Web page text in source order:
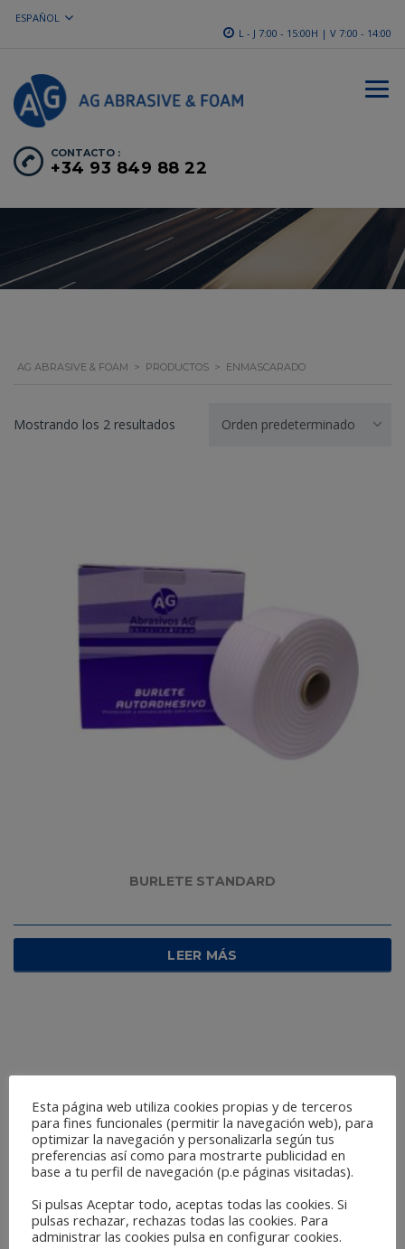
ESPAÑOL
L - J 7:00 - 15:00H | V 7:00 - 14:00
CONTACTO :
+34 93 849 88 22
AG ABRASIVE & FOAM > PRODUCTOS > ENMASCARADO
Mostrando los 2 resultados Orden predeterminado
BURLETE STANDARD
LEER MÁS
Esta página web utiliza cookies propias y de terceros
para fines funcionales (permitir la navegación web), para
optimizar la navegación y personalizarla según tus
preferencias así como para mostrarte publicidad en
base a tu perfil de navegación (p.e páginas visitadas).
Si pulsas Aceptar todo, aceptas todas las cookies. Si
pulsas rechazar, rechazas todas las cookies. Para
administrar las cookies pulsa en configurar cookies.